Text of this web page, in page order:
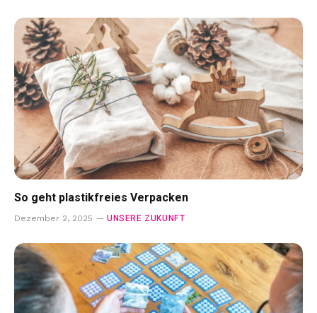
So geht plastikfreies Verpacken
Dezember 2, 2025 UNSERE ZUKUNFT